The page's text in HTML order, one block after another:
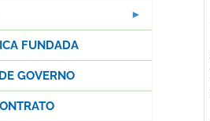
FUNDADA
GOVERNO